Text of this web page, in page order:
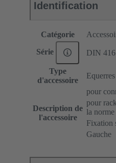
Identification
Catégorie
Série DIN
Type
d'accessoire
Description de
l'accessoire
pour
pour
la
Fixation
Gauche